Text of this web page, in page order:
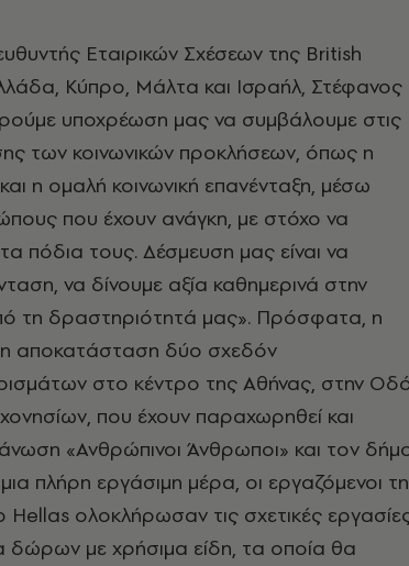
Εταιρικών Σχέσεων της British
Κύπρο, Μάλτα και Ισραήλ, Στέφανος
υποχρέωση μας να συμβάλουμε στις
των κοινωνικών προκλήσεων, όπως η
η ομαλή κοινωνική επανένταξη, μέσω
που έχουν ανάγκη, με στόχο να
πόδια τους. Δέσμευση μας είναι να
να δίνουμε αξία καθημερινά στην
τη δραστηριότητά μας». Πρόσφατα, η
αποκατάσταση δύο σχεδόν
στο κέντρο της Αθήνας, στην
που έχουν παραχωρηθεί και
«Ανθρώπινοι Άνθρωποι» και τον
πλήρη εργάσιμη μέρα, οι εργαζόμενοι
ολοκλήρωσαν τις σχετικές
δώρων με χρήσιμα είδη, τα οποία θα